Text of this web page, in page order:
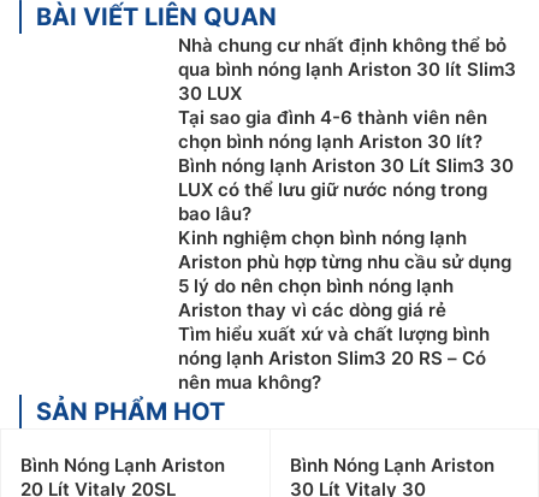
BÀI VIẾT LIÊN QUAN
Nhà chung cư nhất định không thể bỏ
qua bình nóng lạnh Ariston 30 lít Slim3
30 LUX
Tại sao gia đình 4-6 thành viên nên
chọn bình nóng lạnh Ariston 30 lít?
Bình nóng lạnh Ariston 30 Lít Slim3 30
LUX có thể lưu giữ nước nóng trong
bao lâu?
Kinh nghiệm chọn bình nóng lạnh
Ariston phù hợp từng nhu cầu sử dụng
5 lý do nên chọn bình nóng lạnh
Ariston thay vì các dòng giá rẻ
Tìm hiểu xuất xứ và chất lượng bình
nóng lạnh Ariston Slim3 20 RS – Có
nên mua không?
SẢN PHẨM HOT
Bình Nóng Lạnh Ariston
20 Lít Vitaly 20SL
Bình Nóng Lạnh Ariston
30 Lít Vitaly 30